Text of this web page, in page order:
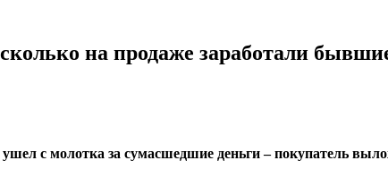
на продаже заработали
с молотка за сумасшедшие деньги – покупатель